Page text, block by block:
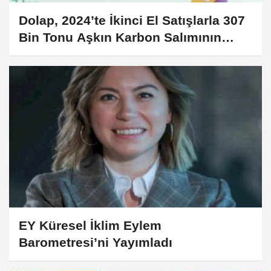
Dolap, 2024’te İkinci El Satışlarla 307
Bin Tonu Aşkın Karbon Salımının
Önüne Geçti
EY Küresel İklim Eylem
Barometresi’ni Yayımladı